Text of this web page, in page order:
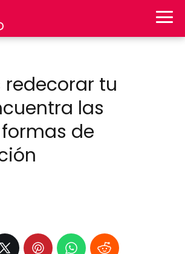
redecorar tu
las
de